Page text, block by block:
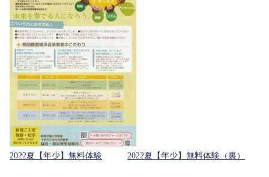
2022夏【年少】無料体験 2022夏【年少】無料体験（裏）